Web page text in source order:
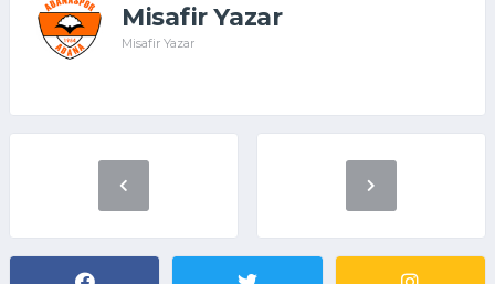
Misafir Yazar
Misafir Yazar